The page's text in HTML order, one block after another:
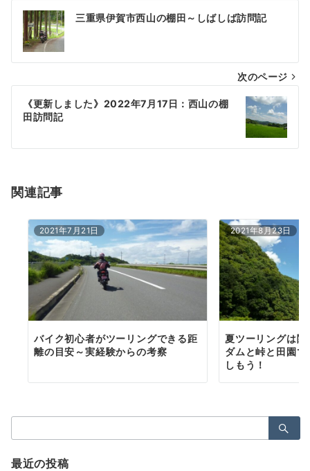
投
稿
ナ
ビ
シ
ン
三重県伊賀市西山の棚田～しばしば訪問記
次のページ
《更新しました》2022年7月17日：西山の棚
田訪問記
関連記事
2021年7月21日
バイク初心者がツーリングできる距
離の目安～実経験からの考察
2021年8月23日
夏ツーリングは
ダムと峠と田園
しもう！
索：
最近の投稿